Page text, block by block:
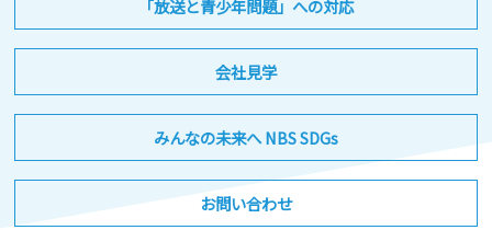
「放送と青少年問題」への対応
会社見学
みんなの未来へ NBS SDGs
お問い合わせ